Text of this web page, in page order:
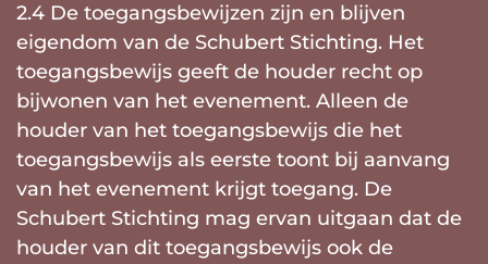
2.4 De toegangsbewijzen zijn en blijven
eigendom van de Schubert Stichting. Het
toegangsbewijs geeft de houder recht op
bijwonen van het evenement. Alleen de
houder van het toegangsbewijs die het
toegangsbewijs als eerste toont bij aanvang
van het evenement krijgt toegang. De
Schubert Stichting mag ervan uitgaan dat de
houder van dit toegangsbewijs ook de